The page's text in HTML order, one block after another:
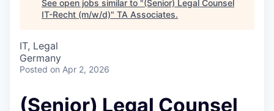
See open jobs similar to "(Senior) Legal Counsel
IT-Recht (m/w/d)" TA Associates.
IT, Legal
Germany
Posted on Apr 2, 2026
(Senior) Legal Counsel